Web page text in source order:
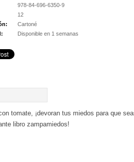
978-84-696-6350-9
12
Cartoné
Disponible en 1 semanas
tomate, ¡devoran tus miedos para que
libro zampamiedos!